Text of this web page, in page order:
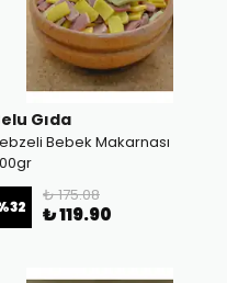
Gıda
Bebek Makarnası
32
₺ 175.08
₺ 119.90